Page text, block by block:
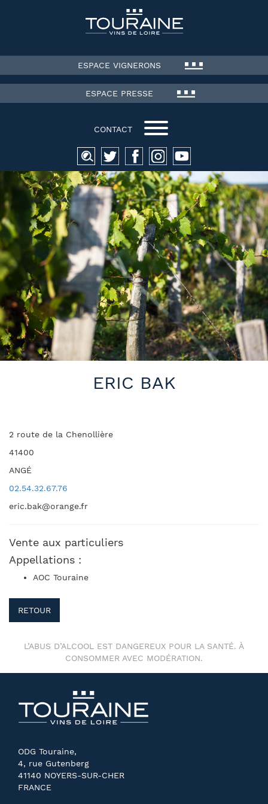
ESPACE VIGNERONS
ESPACE PRESSE
CONTACT
Recherche
pour :
ERIC BAK
2 route de la Chenollière
41400
ANGÉ
02.54.32.67.76
eric.bak@orange.fr
Vente aux particuliers
Appellations :
AOC Touraine
RETOUR
L’ABUS D’ALCOOL EST DANGEREUX POUR LA SANTÉ. À
CONSOMMER AVEC MODÉRATION.
ODG Touraine,
4, rue Gutenberg
41140 NOYERS-SUR-CHER
FRANCE